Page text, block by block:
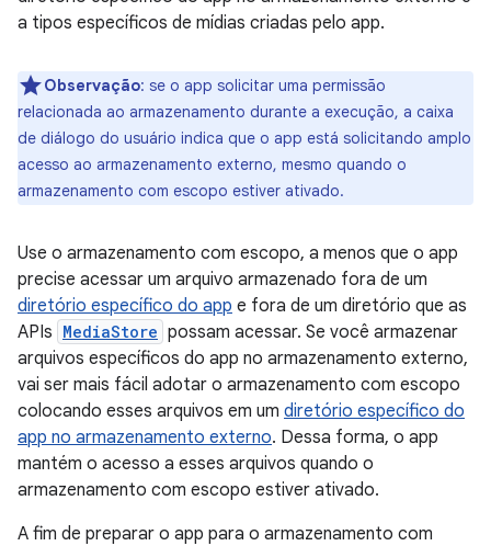
a tipos específicos de mídias criadas pelo app.
Observação: se o app solicitar uma permissão
relacionada ao armazenamento durante a execução, a caixa
de diálogo do usuário indica que o app está solicitando amplo
acesso ao armazenamento externo, mesmo quando o
armazenamento com escopo estiver ativado.
Use o armazenamento com escopo, a menos que o app
precise acessar um arquivo armazenado fora de um
diretório específico do app e fora de um diretório que as
APIs MediaStore possam acessar. Se você armazenar
arquivos específicos do app no armazenamento externo,
vai ser mais fácil adotar o armazenamento com escopo
colocando esses arquivos em um diretório específico do
app no armazenamento externo. Dessa forma, o app
mantém o acesso a esses arquivos quando o
armazenamento com escopo estiver ativado.
A fim de preparar o app para o armazenamento com